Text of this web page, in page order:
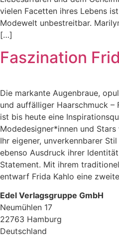
vielen Facetten ihres Lebens
Modewelt unbestreitbar.
[…]
Faszination
Die markante Augenbraue,
und auffälliger Haarschmuck –
ist bis heute eine
Modedesigner*innen und
Ihr eigener, unverkennbarer
ebenso Ausdruck ihrer
Statement. Mit ihrem
entwarf Frida Kahlo eine
Edel Verlagsgruppe GmbH
Neumühlen 17
22763 Hamburg
Deutschland